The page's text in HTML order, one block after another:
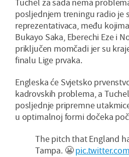
Tuchel za sada nema
posljednjem treningu radio je
reprezentativaca, među
Bukayo Saka, Eberechi Eze i
priključen momčadi jer su
finalu Lige prvaka.
Engleska će Svjetsko
kadrovskih problema, a
posljednje pripremne
u optimalnoj formi dočeka
The pitch that England
Tampa. 😬